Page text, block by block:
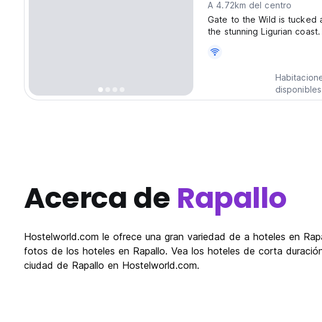
A 4.72km del centro
Gate to the Wild is tucked
the stunning Ligurian
shared dinner at a long
disponibles
Acerca de Rapallo
Hostelworld.com le ofrece una gran variedad de a hoteles en
fotos de los hoteles en Rapallo. Vea los hoteles de corta
ciudad de Rapallo en Hostelworld.com.